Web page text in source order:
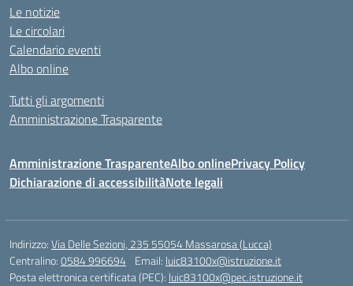
Le notizie
Le circolari
Calendario eventi
Albo online
Tutti gli argomenti
Amministrazione Trasparente
Amministrazione TrasparenteAlbo onlinePrivacy Policy
Dichiarazione di accessibilitàNote legali
Indirizzo:Via Delle Sezioni, 235 55054 Massarosa (Lucca)
Centralino:0584 996694 Email: luic83100x@istruzione.it
Posta elettronica certificata (PEC): luic83100x@pec.istruzione.it